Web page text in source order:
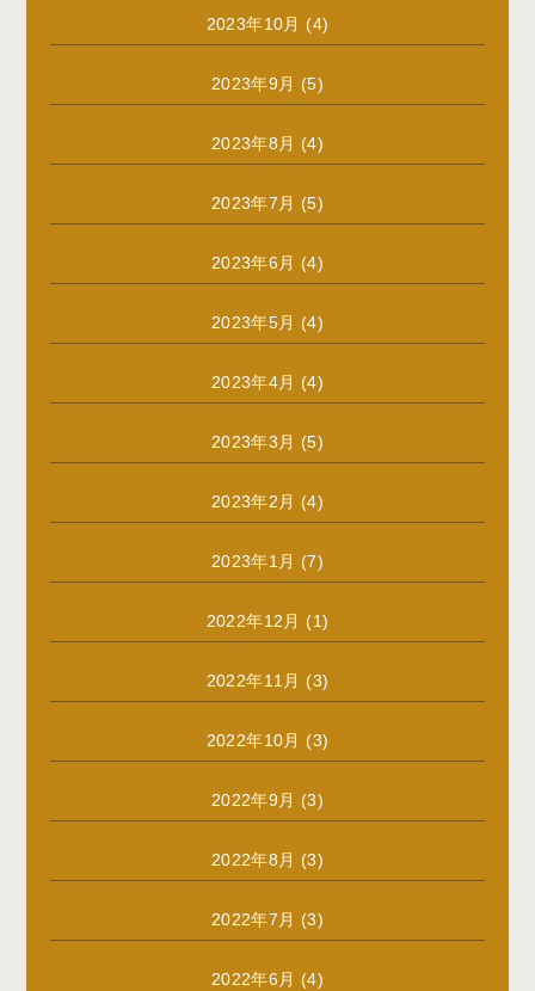
2023年10月 (4)
2023年9月 (5)
2023年8月 (4)
2023年7月 (5)
2023年6月 (4)
2023年5月 (4)
2023年4月 (4)
2023年3月 (5)
2023年2月 (4)
2023年1月 (7)
2022年12月 (1)
2022年11月 (3)
2022年10月 (3)
2022年9月 (3)
2022年8月 (3)
2022年7月 (3)
2022年6月 (4)